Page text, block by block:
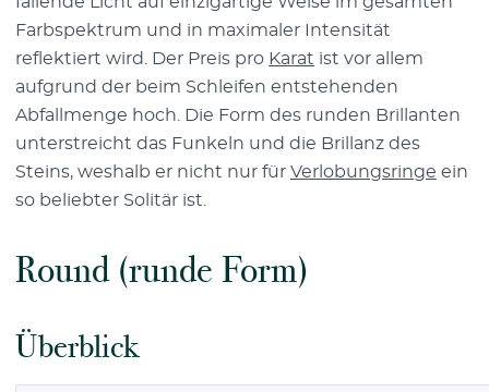
Farbspektrum und in maximaler Intensität
reflektiert wird. Der Preis pro Karat ist vor allem
aufgrund der beim Schleifen entstehenden
Abfallmenge hoch. Die Form des runden Brillanten
unterstreicht das Funkeln und die Brillanz des
Steins, weshalb er nicht nur für Verlobungsringe ein
so beliebter Solitär ist.
Round (runde Form)
Überblick